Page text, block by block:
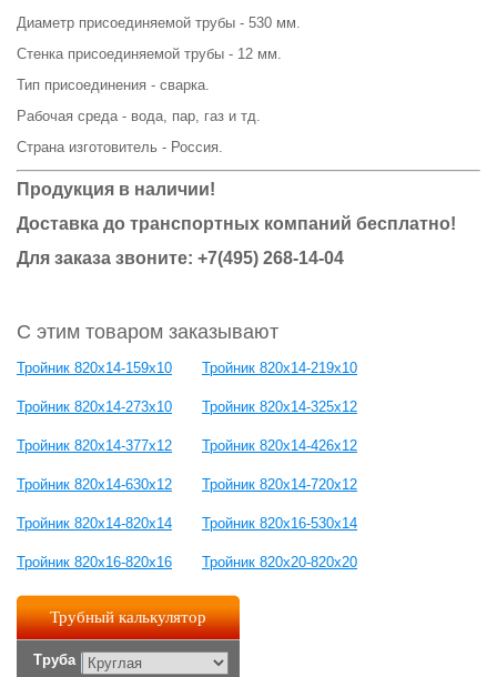
Диаметр присоединяемой трубы - 530 мм.
Стенка присоединяемой трубы - 12 мм.
Тип присоединения - сварка.
Рабочая среда - вода, пар, газ и тд.
Страна изготовитель - Россия.
Продукция в наличии!
Доставка до транспортных компаний бесплатно!
Для заказа звоните: +7(495) 268-14-04
С этим товаром заказывают
Тройник 820x14-159x10 Тройник 820x14-219x10
Тройник 820x14-273x10 Тройник 820x14-325x12
Тройник 820x14-377x12 Тройник 820x14-426x12
Тройник 820x14-630x12 Тройник 820x14-720x12
Тройник 820x14-820х14 Тройник 820x16-530x14
Тройник 820x16-820х16 Тройник 820x20-820х20
Трубный калькулятор
Труба